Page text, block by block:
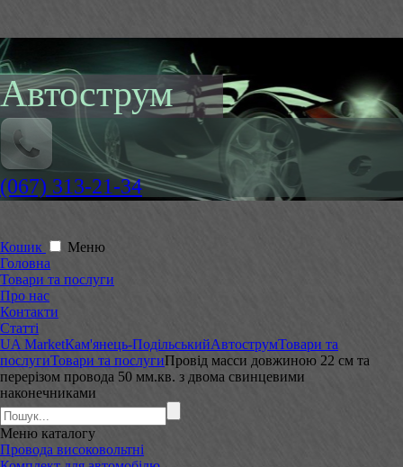
Автострум
(067) 313-21-34
Кошик
Меню
Головна
Товари та послуги
Про нас
Контакти
Статті
UA MarketКам'янець-ПодільськийАвтострумТовари та
послугиТовари та послугиПровід масси довжиною 22 см та
перерізом провода 50 мм.кв. з двома свинцевими
наконечниками
Меню каталогу
Провода високовольтні